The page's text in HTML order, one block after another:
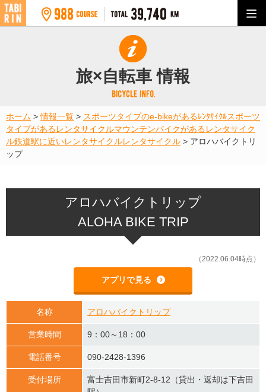
旅×自転車 情報
ホーム >情報一覧 > スポーツタイプのe-bikeがあるﾚﾝﾀｻｲｸﾙスポーツ
タイプがあるレンタサイクルマウンテンバイクがあるレンタサイク
ル鉄道駅に近いレンタサイクルレンタサイクル > アロハバイクトリ
ップ
アロハバイクトリップ
ALOHA BIKE TRIP
（2022.06.04時点）
アプリで見る
名称 アロハバイクトリップ
営業時間 9：00～18：00
電話番号 090-2428-1396
受付場所
富士吉田市新町2-8-12（貸出・返却は下吉田